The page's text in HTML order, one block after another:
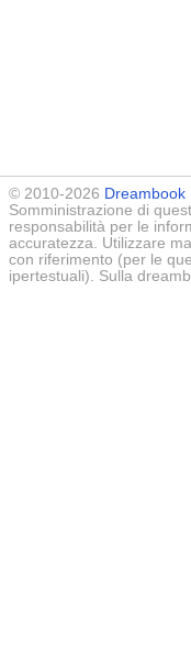
© 2010-2026 Dreambook
Somministrazione di
responsabilità per le
accuratezza. Utilizzare
con riferimento (per le
ipertestuali). Sulla